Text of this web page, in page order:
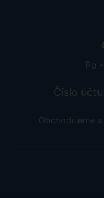
Po
Číslo účtu:
Obchodujeme s